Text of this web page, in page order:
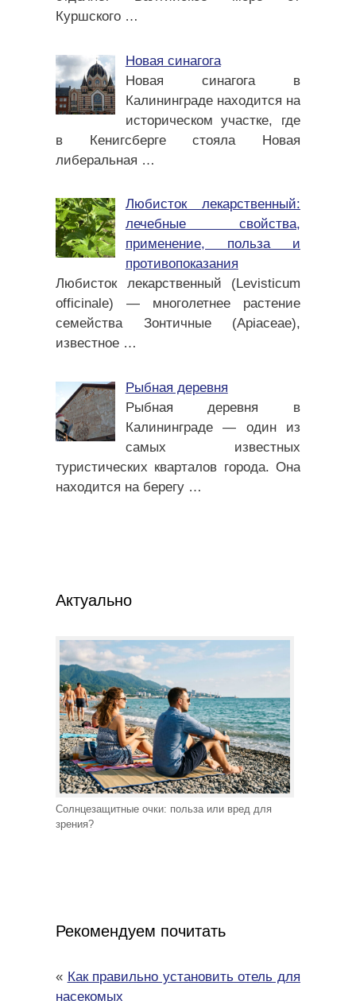
Куршского …
Новая синагога
Новая синагога в
Калининграде находится на
историческом участке, где
в Кенигсберге стояла Новая
либеральная …
Любисток лекарственный:
лечебные свойства,
применение, польза и
противопоказания
Любисток лекарственный (Levisticum
officinale) — многолетнее растение
семейства Зонтичные (Apiaceae),
известное …
Рыбная деревня
Рыбная деревня в
Калининграде — один из
самых известных
туристических кварталов города. Она
находится на берегу …
Актуально
Солнцезащитные очки: польза или вред для
зрения?
Рекомендуем почитать
« Как правильно установить отель для
насекомых